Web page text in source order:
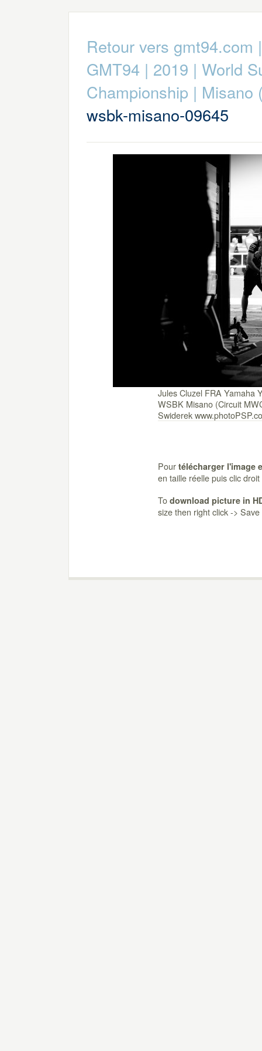
Retour vers gmt94.com
GMT94 | 2019 | World
Championship | Misano
wsbk-misano-09645
Jules Cluzel FRA Yamaha
WSBK Misano (Circuit
Swiderek
Pour télécharger l'image
en taille réelle puis clic
To download picture in
size then right click ->